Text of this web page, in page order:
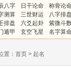
八字 日干论命
称骨论
测算
三世财运
八字排盘
排盘
六爻起卦
紫微斗
遁甲
玄空飞星 名字算
置： 首页 > 起名